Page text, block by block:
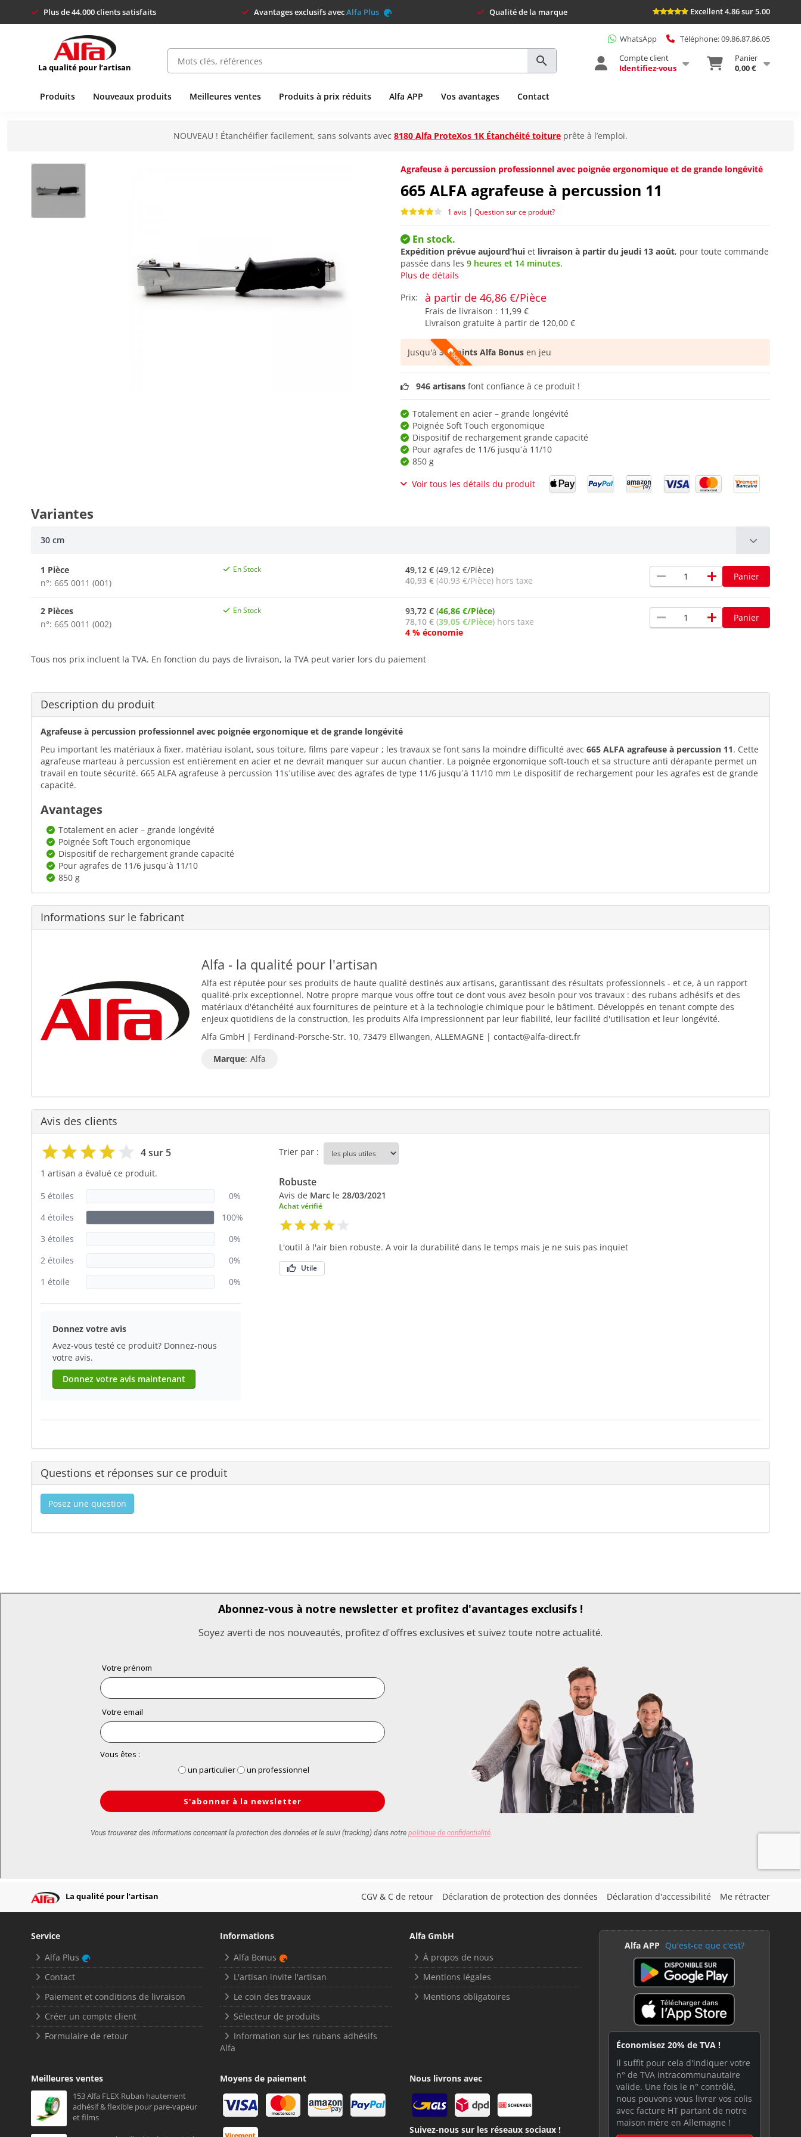
Plus de 44.000 clients satisfaits Avantages exclusifs avecAlfa Plus Qualité de la marque Excellent 4.86 sur 5.00
La qualité pour l’artisan
WhatsApp
Téléphone: 09.86.87.86.05
Compte client
Identifiez-vous
Panier
0,00 €
Produits Nouveaux produits Meilleures ventes Produits à prix réduits Alfa APP Vos avantages Contact
NOUVEAU ! Étanchéifier facilement, sans solvants avec 8180 Alfa ProteXos 1K Étanchéité toiture prête à l’emploi.
Agrafeuse à percussion professionnel avec poignée ergonomique et de grande longévité
665 ALFA agrafeuse à percussion 11
1 avis | Question sur ce produit?
En stock.
Expédition prévue aujourd’hui et livraison à partir du jeudi 13 août, pour toute commande
passée dans les 9 heures et 14 minutes.
Plus de détails
Prix:
à partir de 46,86 €/Pièce
Frais de livraison : 11,99 €
Livraison gratuite à partir de 120,00 €
Jusqu'à39 points Alfa Bonus en jeu
946 artisans font confiance à ce produit !
Totalement en acier – grande longévité
Poignée Soft Touch ergonomique
Dispositif de rechargement grande capacité
Pour agrafes de 11/6 jusqu´à 11/10
850 g
Voir tous les détails du produit
Variantes
30 cm
1 Pièce
n°: 665 0011 (001)
En Stock 49,12 € (49,12 €/Pièce)
40,93 € (40,93 €/Pièce) hors taxe remove add Panier
2 Pièces
n°: 665 0011 (002)
En Stock 93,72 € (46,86 €/Pièce)
78,10 € (39,05 €/Pièce) hors taxe
4 % économie
remove add Panier
Tous nos prix incluent la TVA. En fonction du pays de livraison, la TVA peut varier lors du paiement
Description du produit
Agrafeuse à percussion professionnel avec poignée ergonomique et de grande longévité
Peu important les matériaux à fixer, matériau isolant, sous toiture, films pare vapeur ; les travaux se font sans la moindre difficulté avec 665 ALFA agrafeuse à percussion 11. Cette
agrafeuse marteau à percussion est entièrement en acier et ne devrait manquer sur aucun chantier. La poignée ergonomique soft-touch et sa structure anti dérapante permet un
travail en toute sécurité. 665 ALFA agrafeuse à percussion 11s´utilise avec des agrafes de type 11/6 jusqu´à 11/10 mm Le dispositif de rechargement pour les agrafes est de grande
capacité.
Avantages
Totalement en acier – grande longévité
Poignée Soft Touch ergonomique
Dispositif de rechargement grande capacité
Pour agrafes de 11/6 jusqu´à 11/10
850 g
Informations sur le fabricant
Alfa - la qualité pour l'artisan
Alfa est réputée pour ses produits de haute qualité destinés aux artisans, garantissant des résultats professionnels - et ce, à un rapport
qualité-prix exceptionnel. Notre propre marque vous offre tout ce dont vous avez besoin pour vos travaux : des rubans adhésifs et des
matériaux d'étanchéité aux fournitures de peinture et à la technologie chimique pour le bâtiment. Développés en tenant compte des
enjeux quotidiens de la construction, les produits Alfa impressionnent par leur fiabilité, leur facilité d'utilisation et leur longévité.
Alfa GmbH | Ferdinand-Porsche-Str. 10, 73479 Ellwangen, ALLEMAGNE | contact@alfa-direct.fr
Marque: Alfa
Avis des clients
4 sur 5
1 artisan a évalué ce produit.
5 étoiles
0%
4 étoiles
100%
3 étoiles
0%
2 étoiles
0%
1 étoile
0%
Donnez votre avis
Avez-vous testé ce produit? Donnez-nous
votre avis.
Donnez votre avis maintenant
Trier par :
Robuste
Avis de Marc le 28/03/2021
Achat vérifié
L'outil à l'air bien robuste. A voir la durabilité dans le temps mais je ne suis pas inquiet
Utile
Questions et réponses sur ce produit
Posez une question
La qualité pour l’artisan CGV & C de retour Déclaration de protection des données Déclaration d'accessibilité Me rétracter
Service
Alfa Plus
Contact
Paiement et conditions de livraison
Créer un compte client
Formulaire de retour
Informations
Alfa Bonus
L'artisan invite l'artisan
Le coin des travaux
Sélecteur de produits
Information sur les rubans adhésifs
Alfa
Alfa GmbH
À propos de nous
Mentions légales
Mentions obligatoires
Meilleures ventes
153 Alfa FLEX Ruban hautement
adhésif & flexible pour pare-vapeur
et films
Moyens de paiement Nous livrons avec
Suivez-nous sur les réseaux sociaux !
Alfa APP Qu'est-ce que c'est?
Économisez 20% de TVA !
Il suffit pour cela d'indiquer votre
n° de TVA intracommunautaire
valide. Une fois le n° contrôlé,
nous pouvons vous livrer vos colis
avec facture HT partant de notre
maison mère en Allemagne !